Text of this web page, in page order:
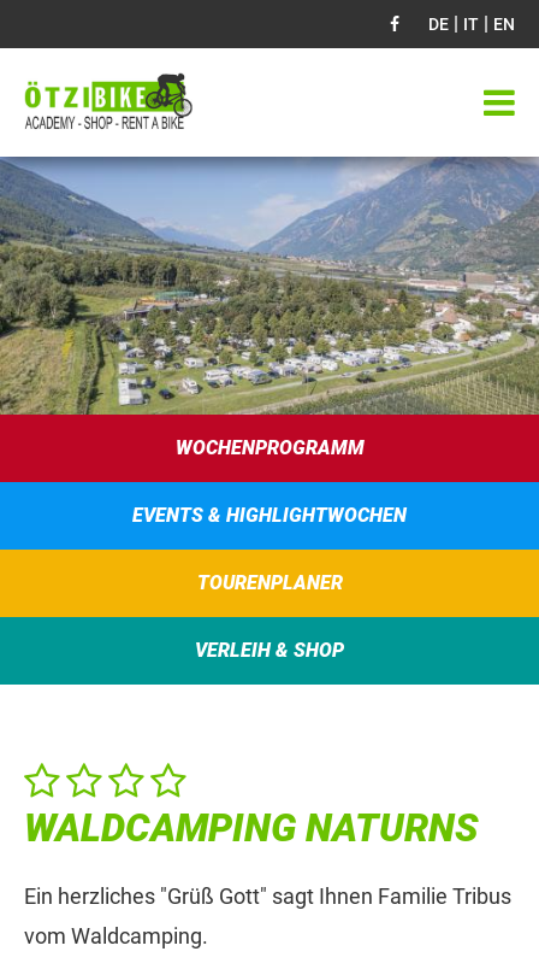
DE | IT | EN
WOCHENPROGRAMM
EVENTS & HIGHLIGHTWOCHEN
TOURENPLANER
VERLEIH & SHOP
WALDCAMPING NATURNS
Ein herzliches "Grüß Gott" sagt Ihnen Familie Tribus
vom Waldcamping.